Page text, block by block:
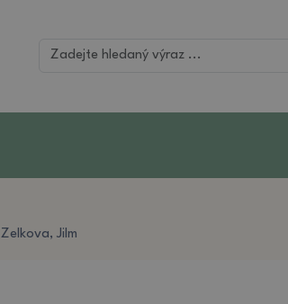
Zelkova, Jilm